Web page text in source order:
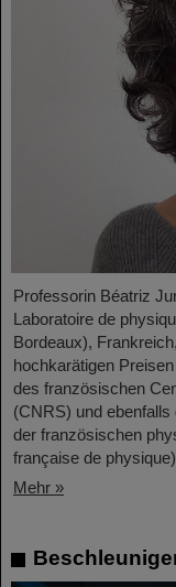
Professorin Béatriz
Laboratoire de
Bordeaux),
hochkarätigen
des französischen
(CNRS) und
der französischen
française de
Mehr »